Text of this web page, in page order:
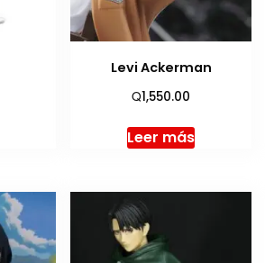
Levi Ackerman
Q1,550.00
Leer más